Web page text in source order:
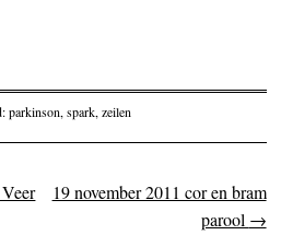
parkinson,spark,zeilen
19 november 2011 cor en bram
parool →